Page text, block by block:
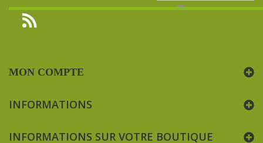
MON COMPTE
INFORMATIONS
INFORMATIONS SUR VOTRE BOUTIQUE